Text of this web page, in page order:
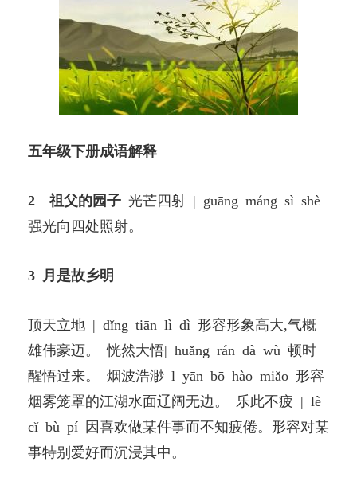
五年级下册成语解释
2 祖父的园子 光芒四射 | guāng máng sì shè
强光向四处照射。
3 月是故乡明
顶天立地 | dǐng tiān lì dì 形容形象高大,气概
雄伟豪迈。 恍然大悟| huǎng rán dà wù 顿时
醒悟过来。 烟波浩渺 l yān bō hào miǎo 形容
烟雾笼罩的江湖水面辽阔无边。 乐此不疲 | lè
cǐ bù pí 因喜欢做某件事而不知疲倦。形容对某
事特别爱好而沉浸其中。